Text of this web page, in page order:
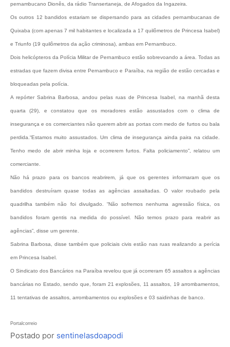
pernambucano Dionês, da rádio Transertaneja, de Afogados da Ingazeira.
Os outros 12 bandidos estariam se dispersando para as cidades pernambucanas de
Quixaba (com apenas 7 mil habitantes e localizada a 17 quilômetros de Princesa Isabel)
e Triunfo (19 quilômetros da ação criminosa), ambas em Pernambuco.
Dois helicópteros da Polícia Militar de Pernambuco estão sobrevoando a área. Todas as
estradas que fazem divisa entre Pernambuco e Paraíba, na região de estão cercadas e
bloqueadas pela polícia.
A repórter Sabrina Barbosa, andou pelas ruas de Princesa Isabel, na manhã desta
quarta (29), e constatou que os moradores estão assustados com o clima de
insegurança e os comerciantes não querem abrir as portas com medo de furtos ou bala
perdida.“Estamos muito assustados. Um clima de insegurança ainda paira na cidade.
Tenho medo de abrir minha loja e ocorrerem furtos. Falta policiamento”, relatou um
comerciante.
Não há prazo para os bancos reabrirem, já que os gerentes informaram que os
bandidos destruíram quase todas as agências assaltadas. O valor roubado pela
quadrilha também não foi divulgado. “Não sofremos nenhuma agressão física, os
bandidos foram gentis na medida do possível. Não temos prazo para reabrir as
agências”, disse um gerente.
Sabrina Barbosa, disse também que policiais civis estão nas ruas realizando a perícia
em Princesa Isabel.
O Sindicato dos Bancários na Paraíba revelou que já ocorreram 65 assaltos a agências
bancárias no Estado, sendo que, foram 21 explosões, 11 assaltos, 19 arrombamentos,
11 tentativas de assaltos, arrombamentos ou explosões e 03 saidinhas de banco.
Portalcorreio
Postado por sentinelasdoapodi